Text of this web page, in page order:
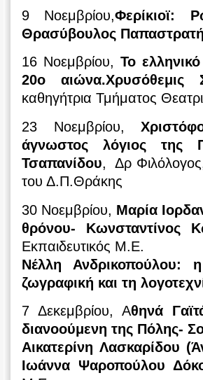
9 Νοεμβρίου,Φερίκιοϊ:
Θρασύβουλος
16 Νοεμβρίου,Το
20ο αιώνα.Χρυσόθεμις
καθηγήτρια Τμήματος
23 Νοεμβρίου,
άγνωστος λόγιος της
Τσαπανίδου, Δρ
του Δ.Π.Θράκης
30 Νοεμβρίου, Μαρία
θρόνου- Κωνσταντίνος
Εκπαιδευτικός Μ.Ε.
Νέλλη Ανδρικοπούλου:
ζωγραφική και τη
7 Δεκεμβρίου, Αθηνά
διανοούμενη της Πόλης-
Αικατερίνη Λασκαρίδου
Ιωάννα Ψαροπούλου